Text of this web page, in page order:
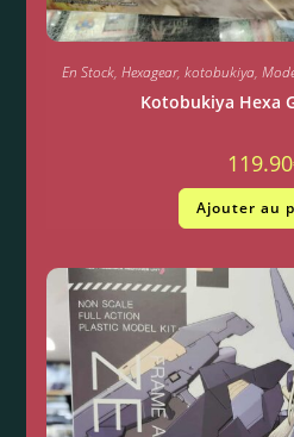
En Stock, Hexagear, kotobukiya,
Kotobukiya Hexa
119.90
Ajouter au